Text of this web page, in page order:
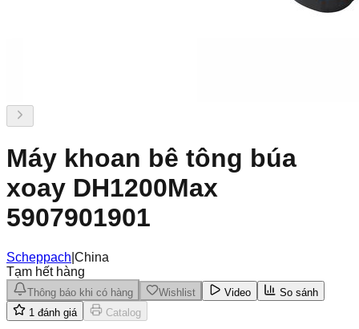
Máy khoan bê tông búa
xoay DH1200Max
5907901901
Scheppach China
Tạm hết hàng
Thông báo khi có hàng Wishlist Video
So sánh
1 đánh giá Catalog